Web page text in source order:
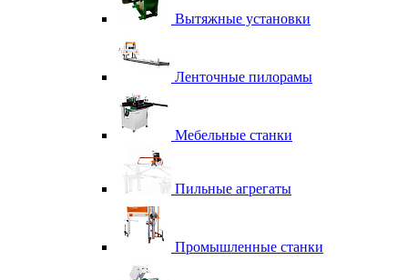
Вытяжные установки
Ленточные пилорамы
Мебельные станки
Пильные агрегаты
Промышленные станки